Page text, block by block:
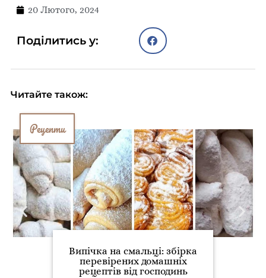
20 Лютого, 2024
Поділитись у:
Читайте також:
Рецепти
Випічка на смальці: збірка
перевірених домашніх
рецептів від господинь